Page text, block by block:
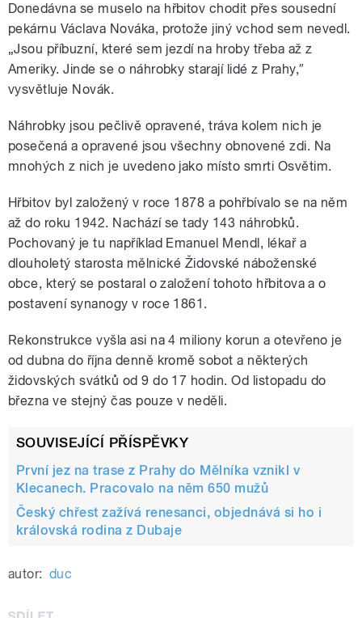
Donedávna se muselo na hřbitov chodit přes sousední
pekárnu Václava Nováka, protože jiný vchod sem nevedl.
„Jsou příbuzní, které sem jezdí na hroby třeba až z
Ameriky. Jinde se o náhrobky starají lidé z Prahy,″
vysvětluje Novák.
Náhrobky jsou pečlivě opravené, tráva kolem nich je
posečená a opravené jsou všechny obnovené zdi. Na
mnohých z nich je uvedeno jako místo smrti Osvětim.
Hřbitov byl založený v roce 1878 a pohřbívalo se na něm
až do roku 1942. Nachází se tady 143 náhrobků.
Pochovaný je tu například Emanuel Mendl, lékař a
dlouholetý starosta mělnické Židovské náboženské
obce, který se postaral o založení tohoto hřbitova a o
postavení synanogy v roce 1861.
Rekonstrukce vyšla asi na 4 miliony korun a otevřeno je
od dubna do října denně kromě sobot a některých
židovských svátků od 9 do 17 hodin. Od listopadu do
března ve stejný čas pouze v neděli.
SOUVISEJÍCÍ PŘÍSPĚVKY
První jez na trase z Prahy do Mělníka vznikl v
Klecanech. Pracovalo na něm 650 mužů
Český chřest zažívá renesanci, objednává si ho i
královská rodina z Dubaje
autor: duc